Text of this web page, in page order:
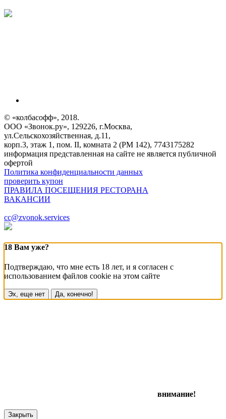
© «колбасофф», 2018.
ООО «Звонок.ру», 129226, г.Москва,
ул.Сельскохозяйственная, д.11,
корп.3, этаж 1, пом. II, комната 2 (РМ 142), 7743175282
информация представленная на сайте не является публичной
офертой
Политика конфиденциальности данных
проверить купон
ПРАВИЛА ПОСЕЩЕНИЯ РЕСТОРАНА
ВАКАНСИИ
cc@zvonok.services
18 Вам уже?
Подтверждаю, что мне есть 18 лет, и я согласен с
использованием файлов cookie на этом сайте
Эх, еще нет Да, конечно!
внимание!
Закрыть